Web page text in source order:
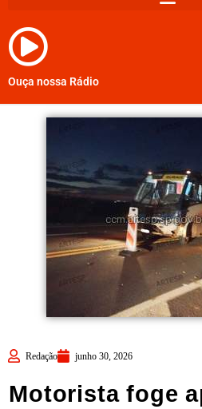
Ouça nossa Rádio
Redação junho 30, 2026
Motorista foge